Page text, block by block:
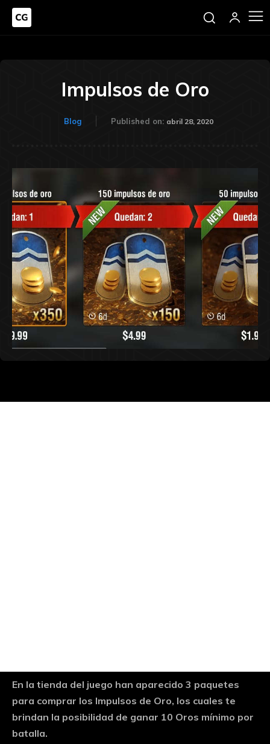
Impulsos de Oro
Blog Published on: abril 28, 2020
En la tienda del juego han aparecido 3 paquetes
para comprar los Impulsos de Oro, los cuales te
brindan la posibilidad de ganar 10 Oros mínimo por
batalla.